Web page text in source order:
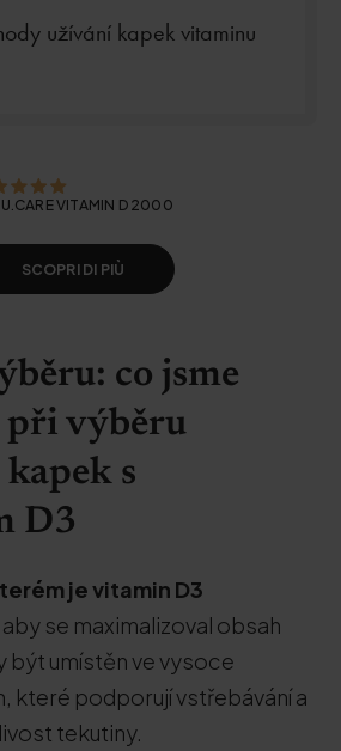
užívání kapek vitaminu
VITAMIN D 2000
SCOPRI DI PIÙ
co jsme
výběru
s
D3
je vitamin D3
aby se maximalizoval obsah
být umístěn ve vysoce
které podporují vstřebávání a
tekutiny.